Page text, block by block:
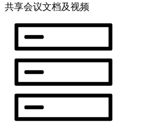
共享会议文档及视频